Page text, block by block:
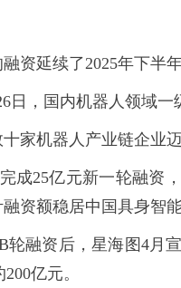
延续了2025年下半
国内机器人领域一
机器人产业链企业迈
25亿元新一轮融资，
资额稳居中国具身智
融资后，星海图4月
亿元。